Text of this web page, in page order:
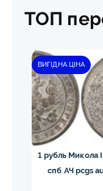
ТОП
ВИГІДНА ЦІНА
1 рубль Микола I
спб АЧ pcgs